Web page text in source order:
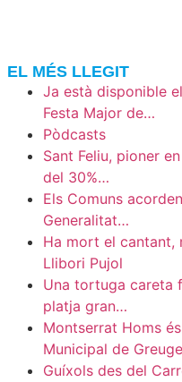
EL MÉS LLEGIT
Ja està disponible
Festa Major de…
Pòdcasts
Sant Feliu, pioner
del 30%…
Els Comuns
Generalitat…
Ha mort el cantant,
Llibori Pujol
Una tortuga careta
platja gran…
Montserrat Homs
Municipal de
Guíxols des del